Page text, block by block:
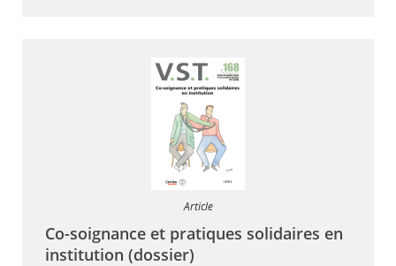
Article
Co-soignance et pratiques solidaires en
institution (dossier)